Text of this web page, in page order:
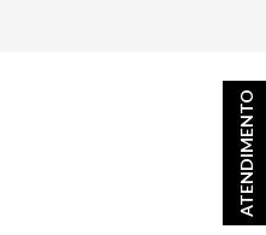
ATENDIMENTO